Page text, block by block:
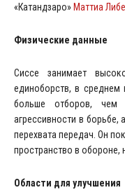
«Катандзаро» Маттиа
Физические данные
Сиссе занимает
единоборств, в среднем
больше отборов, чем
агрессивности в
перехвата передач. Он
пространство в обороне,
Области для улучшения